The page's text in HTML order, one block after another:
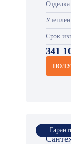
Отделка
Срок
341